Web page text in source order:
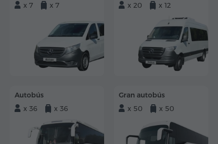
x 7
x 7
x 20
x 12
Autobús
x 36
x 36
Gran autobús
x 50
x 50